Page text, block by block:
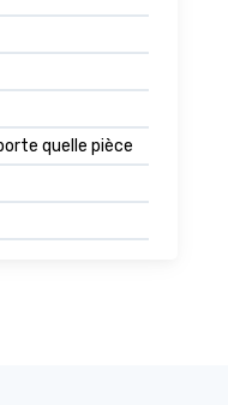
quelle pièce